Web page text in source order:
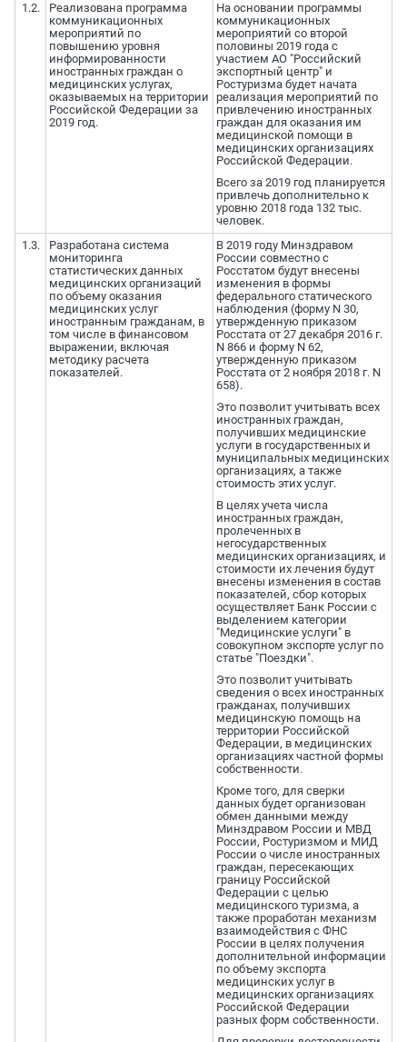
1.2.
Реализована программа
коммуникационных
мероприятий по
повышению уровня
информированности
иностранных граждан о
медицинских услугах,
оказываемых на территории
Российской Федерации за
2019 год.
На основании программы
коммуникационных
мероприятий со второй
половины 2019 года с
участием АО "Российский
экспортный центр" и
Ростуризма будет начата
реализация мероприятий по
привлечению иностранных
граждан для оказания им
медицинской помощи в
медицинских организациях
Российской Федерации.
Всего за 2019 год планируется
привлечь дополнительно к
уровню 2018 года 132 тыс.
человек.
1.3.
Разработана система
мониторинга
статистических данных
медицинских организаций
по объему оказания
медицинских услуг
иностранным гражданам, в
том числе в финансовом
выражении, включая
методику расчета
показателей.
В 2019 году Минздравом
России совместно с
Росстатом будут внесены
изменения в формы
федерального статического
наблюдения (форму N 30,
утвержденную приказом
Росстата от 27 декабря 2016 г.
N 866 и форму N 62,
утвержденную приказом
Росстата от 2 ноября 2018 г. N
658).
Это позволит учитывать всех
иностранных граждан,
получивших медицинские
услуги в государственных и
муниципальных медицинских
организациях, а также
стоимость этих услуг.
В целях учета числа
иностранных граждан,
пролеченных в
негосударственных
медицинских организациях, и
стоимости их лечения будут
внесены изменения в состав
показателей, сбор которых
осуществляет Банк России с
выделением категории
"Медицинские услуги" в
совокупном экспорте услуг по
статье "Поездки".
Это позволит учитывать
сведения о всех иностранных
гражданах, получивших
медицинскую помощь на
территории Российской
Федерации, в медицинских
организациях частной формы
собственности.
Кроме того, для сверки
данных будет организован
обмен данными между
Минздравом России и МВД
России, Ростуризмом и МИД
России о числе иностранных
граждан, пересекающих
границу Российской
Федерации с целью
медицинского туризма, а
также проработан механизм
взаимодействия с ФНС
России в целях получения
дополнительной информации
по объему экспорта
медицинских услуг в
медицинских организациях
Российской Федерации
разных форм собственности.